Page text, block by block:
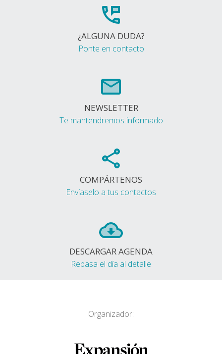
¿ALGUNA DUDA?
Ponte en contacto
NEWSLETTER
Te mantendremos informado
COMPÁRTENOS
Envíaselo a tus contactos
DESCARGAR AGENDA
Repasa el día al detalle
Organizador: